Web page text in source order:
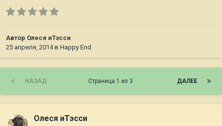
Автор Олеся иТэсси
25 апреля, 2014в Happy End
НАЗАД ДАЛЕЕ
Страница 1 из 3
Олеся иТэсси